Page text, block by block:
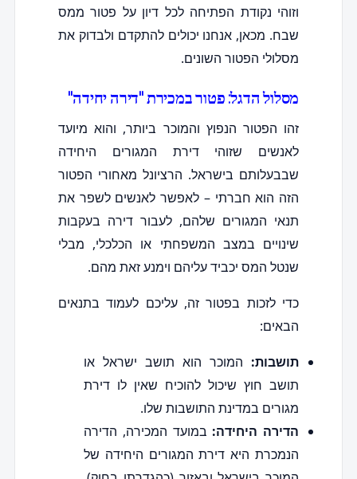
וזוהי נקודת הפתיחה לכל דיון על פטור ממס
שבח. מכאן, אנחנו יכולים להתקדם ולבדוק את
מסלולי הפטור השונים.
מסלול הדגל: פטור במכירת "דירה יחידה"
זהו הפטור הנפוץ והמוכר ביותר, והוא מיועד
לאנשים שזוהי דירת המגורים היחידה
שבבעלותם בישראל. הרציונל מאחורי הפטור
הזה הוא חברתי – לאפשר לאנשים לשפר את
תנאי המגורים שלהם, לעבור דירה בעקבות
שינויים במצב המשפחתי או הכלכלי, מבלי
שנטל המס יכביד עליהם וימנע זאת מהם.
כדי לזכות בפטור זה, עליכם לעמוד בתנאים
הבאים:
תושבות: המוכר הוא תושב ישראל או
תושב חוץ שיכול להוכיח שאין לו דירת
מגורים במדינת התושבות שלו.
הדירה היחידה: במועד המכירה, הדירה
הנמכרת היא דירת המגורים היחידה של